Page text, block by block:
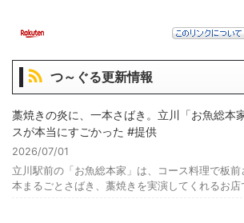
つ～ぐる更新情報
藁焼きの炎に、一本さばき。立川「お魚総本
スが本当にすごかった #提供
2026/07/01
立川駅前の「お魚総本家」は、コース料理で板
本まるごとさばき、藁焼きを実演してくれるお